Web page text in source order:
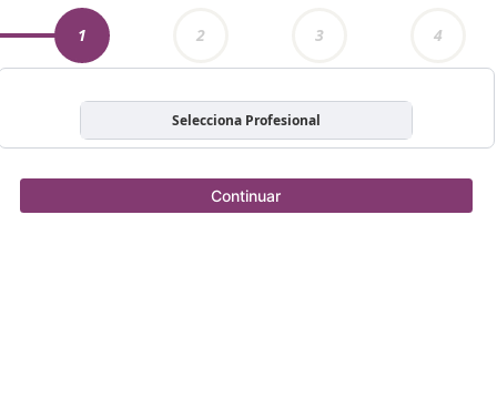
1 2 3 4
Selecciona Profesional
Continuar